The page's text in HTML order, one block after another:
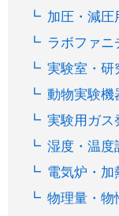
加圧・減圧
ラボファニ
実験室・研
動物実験機
実験用ガス
湿度・温度
電気炉・加
物理量・物